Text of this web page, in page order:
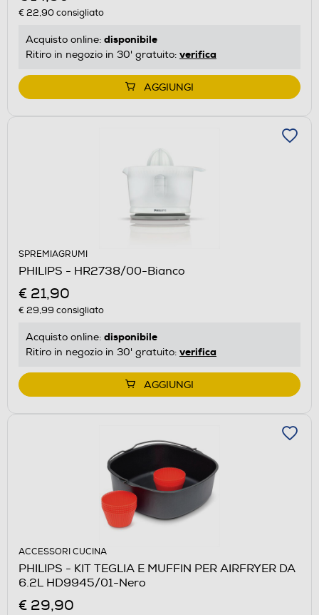
€ 22,90consigliato
Acquisto online: disponibile
Ritiro in negozio in 30' gratuito: verifica
AGGIUNGI
SPREMIAGRUMI
PHILIPS - HR2738/00-Bianco
€ 21,90
€ 29,99 consigliato
Acquisto online: disponibile
Ritiro in negozio in 30' gratuito: verifica
AGGIUNGI
ACCESSORI CUCINA
PHILIPS - KIT TEGLIA E MUFFIN PER AIRFRYER DA
6.2L HD9945/01-Nero
€ 29,90